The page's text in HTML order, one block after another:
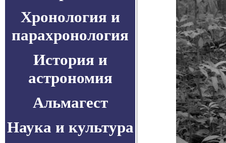
Хронология и
парахронология
История и
астрономия
Альмагест
Наука и культура